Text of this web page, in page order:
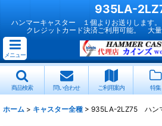
935LA-
ハンマーキャスター １個よりお送りします
クレジットカード決済ご利用可能。 大量
メニュー
商品検索 問い合わせ ご利用案内 特集
ホーム > キャスター全種 > 935LA-2LZ75 ハン